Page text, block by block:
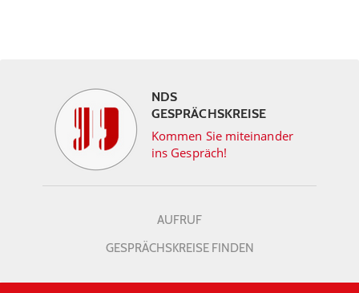
NDS
GESPRÄCHSKREISE
Kommen Sie miteinander
ins Gespräch!
AUFRUF
GESPRÄCHSKREISE FINDEN